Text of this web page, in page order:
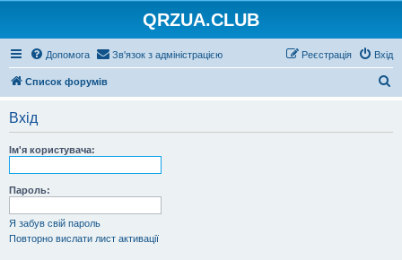
QRZUA.CLUB
Допомога Зв'язок з адміністрацією Вхід
Реєстрація
Список форумів
Вхід
Ім'я користувача:
Пароль:
Я забув свій пароль
Повторно вислати лист активації